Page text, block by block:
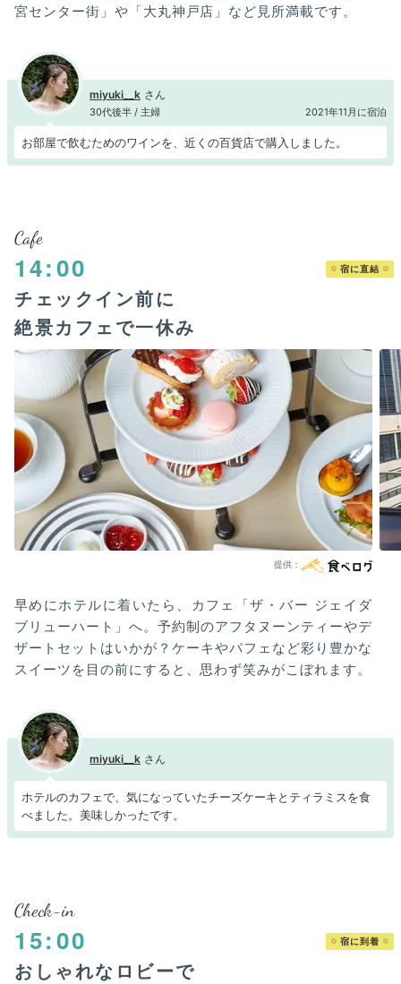
宮センター街」や「大丸神戸店」など見所満載です。
miyuki__k
30代後半 / 主婦 2021年11月に宿泊
お部屋で飲むためのワインを、近くの百貨店で購入しました。
Cafe
14:00 宿に直結
チェックイン前に
絶景カフェで一休み
早めにホテルに着いたら、カフェ「ザ・バー ジェイダ
ブリューハート」へ。予約制のアフタヌーンティーやデ
ザートセットはいかが？ケーキやパフェなど彩り豊かな
スイーツを目の前にすると、思わず笑みがこぼれます。
miyuki__k
ホテルのカフェで、気になっていたチーズケーキとティラミスを食
べました。美味しかったです。
Check-in
15:00 宿に到着
おしゃれなロビーで